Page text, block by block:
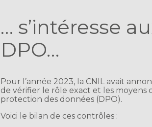
… s’intéresse
DPO…
Pour l’année 2023, la CNIL avait
de vérifier le rôle exact et les moyens
protection des données (DPO).
Voici le bilan de ces contrôles :